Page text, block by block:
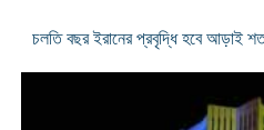
চলতি বছর ইরানের প্রবৃদ্ধি হবে আড়াই